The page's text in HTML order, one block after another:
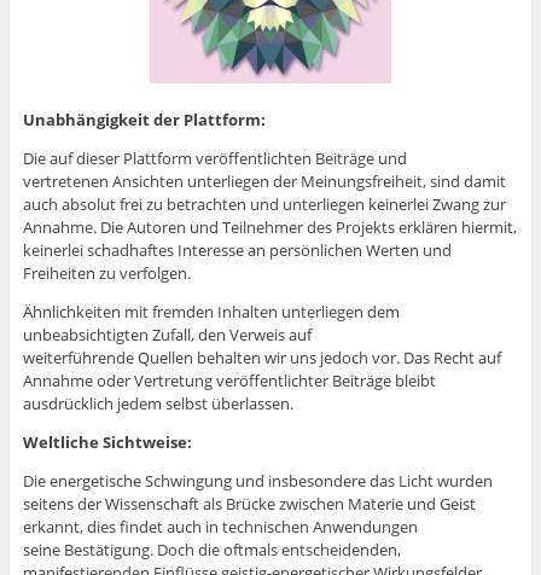
Unabhängigkeit der Plattform:
Die auf dieser Plattform veröffentlichten Beiträge und
vertretenen Ansichten unterliegen der Meinungsfreiheit, sind damit
auch absolut frei zu betrachten und unterliegen keinerlei Zwang zur
Annahme. Die Autoren und Teilnehmer des Projekts erklären hiermit,
keinerlei schadhaftes Interesse an persönlichen Werten und
Freiheiten zu verfolgen.
Ähnlichkeiten mit fremden Inhalten unterliegen dem
unbeabsichtigten Zufall, den Verweis auf
weiterführende Quellen behalten wir uns jedoch vor. Das Recht auf
Annahme oder Vertretung veröffentlichter Beiträge bleibt
ausdrücklich jedem selbst überlassen.
Weltliche Sichtweise:
Die energetische Schwingung und insbesondere das Licht wurden
seitens der Wissenschaft als Brücke zwischen Materie und Geist
erkannt, dies findet auch in technischen Anwendungen
seine Bestätigung. Doch die oftmals entscheidenden,